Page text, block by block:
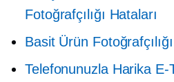
Fotoğrafçılığı Hataları
Basit Ürün
Telefonunuzla Harika E-